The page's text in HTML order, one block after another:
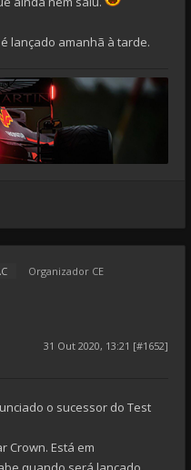
lançado amanhã à tarde.
Organizador CE
31 Out 2020, 13:21 [#1652]
o sucessor do Test
Crown. Está em